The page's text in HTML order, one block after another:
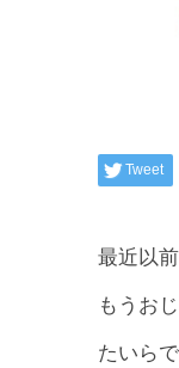
Tweet
最近以
もうお
たいらで